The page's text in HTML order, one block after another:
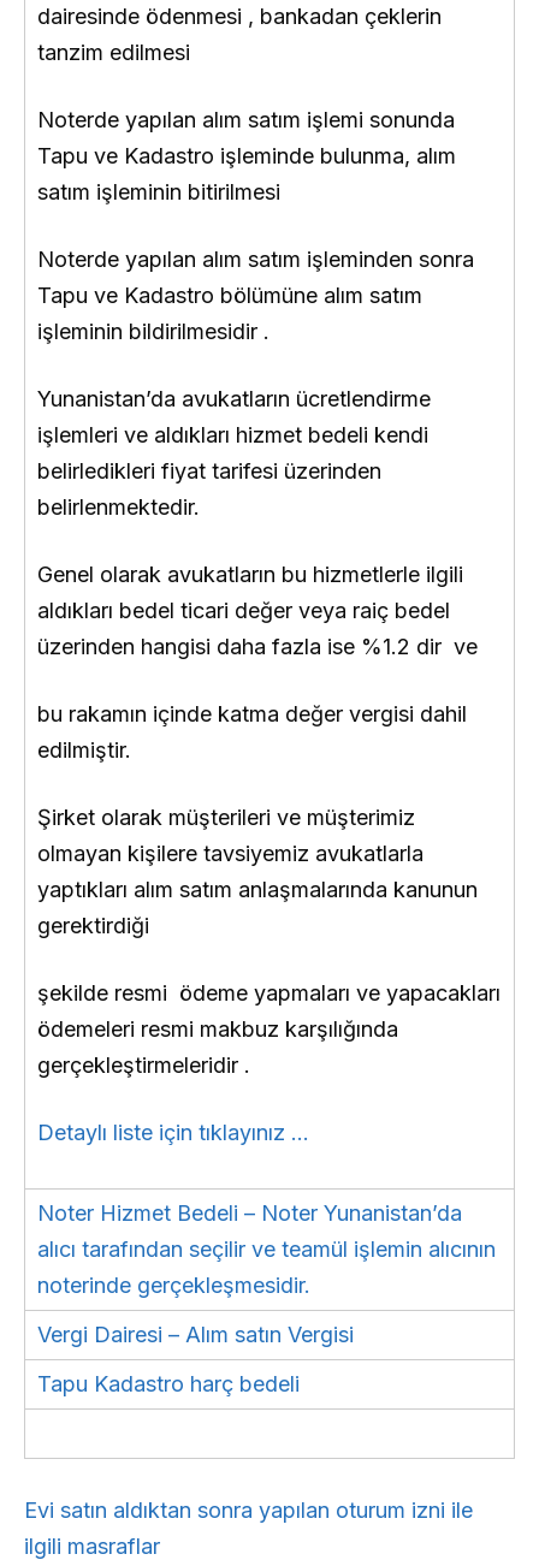
dairesinde ödenmesi , bankadan çeklerin
tanzim edilmesi
Noterde yapılan alım satım işlemi sonunda
Tapu ve Kadastro işleminde bulunma, alım
satım işleminin bitirilmesi
Noterde yapılan alım satım işleminden sonra
Tapu ve Kadastro bölümüne alım satım
işleminin bildirilmesidir .
Yunanistan’da avukatların ücretlendirme
işlemleri ve aldıkları hizmet bedeli kendi
belirledikleri fiyat tarifesi üzerinden
belirlenmektedir.
Genel olarak avukatların bu hizmetlerle ilgili
aldıkları bedel ticari değer veya raiç bedel
üzerinden hangisi daha fazla ise %1.2 dir ve
bu rakamın içinde katma değer vergisi dahil
edilmiştir.
Şirket olarak müşterileri ve müşterimiz
olmayan kişilere tavsiyemiz avukatlarla
yaptıkları alım satım anlaşmalarında kanunun
gerektirdiği
şekilde resmi ödeme yapmaları ve yapacakları
ödemeleri resmi makbuz karşılığında
gerçekleştirmeleridir .
Detaylı liste için tıklayınız …
Noter Hizmet Bedeli – Noter Yunanistan’da
alıcı tarafından seçilir ve teamül işlemin alıcının
noterinde gerçekleşmesidir.
Vergi Dairesi – Alım satın Vergisi
Tapu Kadastro harç bedeli
Evi satın aldıktan sonra yapılan oturum izni ile
ilgili masraflar